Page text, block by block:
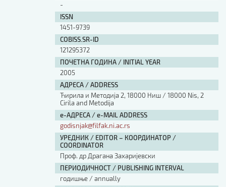
-
ISSN
1451-9739
COBISS.SR-ID
121295372
ПОЧЕТНА ГОДИНА / INITIAL YEAR
2005
АДРЕСА / ADDRESS
Ћирила и Методија 2, 18000 Ниш / 18000 Nis, 2
Cirila and Metodija
е-АДРЕСА / e-MAIL ADDRESS
godisnjak@filfak.ni.ac.rs
УРЕДНИК / EDITOR – КООРДИНАТОР /
COORDINATOR
Проф. др Драгана Захаријевски
ПЕРИОДИЧНОСТ / PUBLISHING INTERVAL
годишње / annually